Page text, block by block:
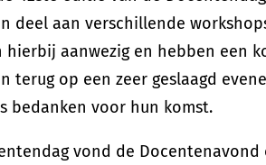
deel aan verschillende
hierbij aanwezig en hebben een
terug op een zeer geslaagd
bedanken voor hun komst.
vond de